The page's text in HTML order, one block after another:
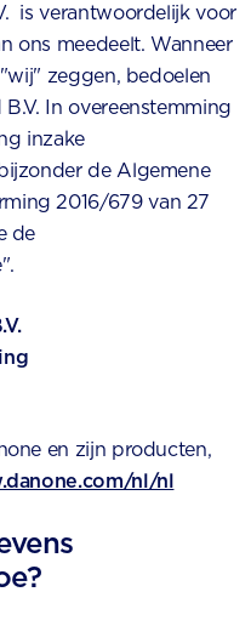
is verantwoordelijk voor
ons meedeelt. Wanneer
zeggen, bedoelen
In overeenstemming
inzake
de Algemene
2016/679 van 27
de
en zijn producten,
nl/nl